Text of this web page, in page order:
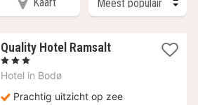
Quality Hotel Ramsalt1
€
, 3 Sterren
Hotel in Bodø
Prachtig uitzicht op zee